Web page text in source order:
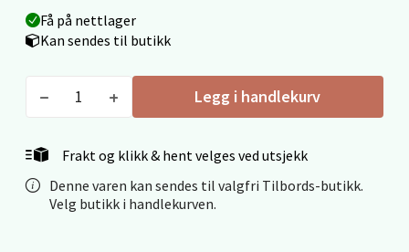
Få på nettlager
Kan sendes til butikk
Legg i handlekurv
Frakt og klikk & hent velges ved utsjekk
Denne varen kan sendes til valgfri Tilbords-butikk.
Velg butikk i handlekurven.
Mo i Rana - Thon Senter Mo i Rana
Fridtjof Nansensgate 22, 8622 Mo i Rana
Åpent i dag 09-19
0 i butikk